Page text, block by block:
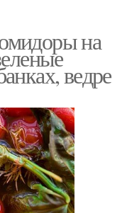
на
ведре